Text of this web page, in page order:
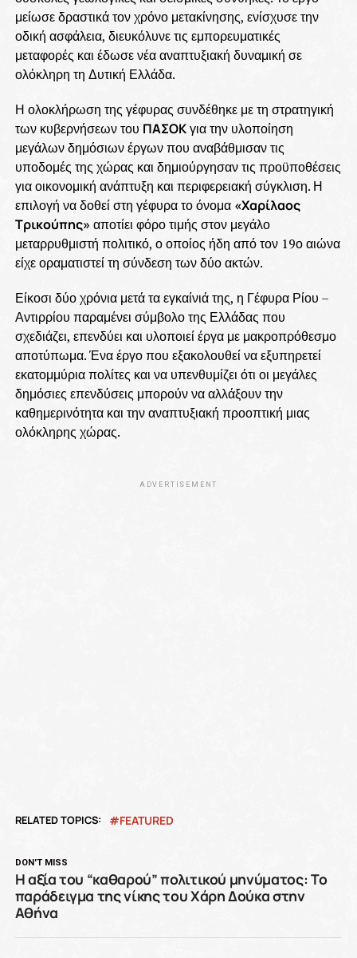
μείωσε δραστικά τον χρόνο μετακίνησης, ενίσχυσε την
οδική ασφάλεια, διευκόλυνε τις εμπορευματικές
μεταφορές και έδωσε νέα αναπτυξιακή δυναμική σε
ολόκληρη τη Δυτική Ελλάδα.
Η ολοκλήρωση της γέφυρας συνδέθηκε με τη στρατηγική
των κυβερνήσεων του ΠΑΣΟΚγια την υλοποίηση
μεγάλων δημόσιων έργων που αναβάθμισαν τις
υποδομές της χώρας και δημιούργησαν τις προϋποθέσεις
για οικονομική ανάπτυξη και περιφερειακή σύγκλιση. Η
επιλογή να δοθεί στη γέφυρα το όνομα «Χαρίλαος
Τρικούπης» αποτίει φόρο τιμής στον μεγάλο
μεταρρυθμιστή πολιτικό, ο οποίος ήδη από τον 19ο αιώνα
είχε οραματιστεί τη σύνδεση των δύο ακτών.
Είκοσι δύο χρόνια μετά τα εγκαίνιά της, η Γέφυρα Ρίου –
Αντιρρίου παραμένει σύμβολο της Ελλάδας που
σχεδιάζει, επενδύει και υλοποιεί έργα με μακροπρόθεσμο
αποτύπωμα. Ένα έργο που εξακολουθεί να εξυπηρετεί
εκατομμύρια πολίτες και να υπενθυμίζει ότι οι μεγάλες
δημόσιες επενδύσεις μπορούν να αλλάξουν την
καθημερινότητα και την αναπτυξιακή προοπτική μιας
ολόκληρης χώρας.
ADVERTISEMENT
RELATED TOPICS: FEATURED
DON'T MISS
Η αξία του “καθαρού” πολιτικού μηνύματος: Το
παράδειγμα της νίκης του Χάρη Δούκα στην
Αθήνα